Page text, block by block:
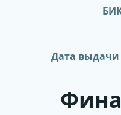
Дата выдачи